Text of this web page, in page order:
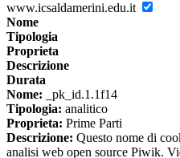
www.icsaldamerini.edu.it
Nome
Tipologia
Proprieta
Descrizione
Durata
Nome: _pk_id.1.1f14
Tipologia: analitico
Proprieta: Prime Parti
Descrizione: Questo nome di
analisi web open source Piwik.